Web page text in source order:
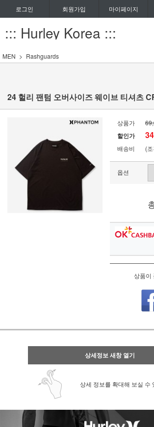
로그인 회원가입 마이페이지
::: Hurley Korea :::
MEN Rashguards
24 헐리 팬텀 오버사이즈 웨이브 티셔츠
상품가
할인가
배송비 (
옵션
상품이
상세정보 새창 열기
상세 정보를 확대해 보실 수